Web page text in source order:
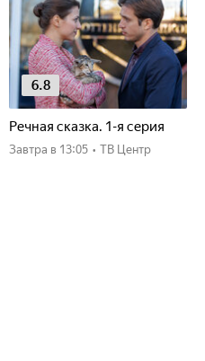
6.8
Речная сказка. 1-я серия
Завтра в 13:05 • ТВ Центр